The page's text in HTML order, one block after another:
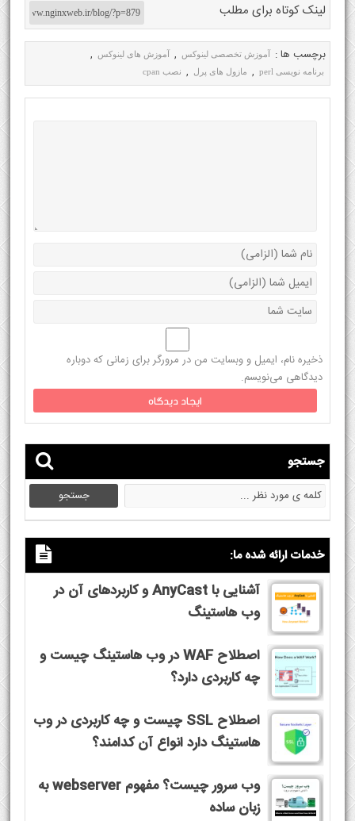
لینک کوتاه برای مطلب
برچسب ها : آموزش تخصصی لینوکس , آموزش های لینوکس ,
برنامه نویسی perl , مازول های پرل , نصب cpan
ذخیره نام، ایمیل و وبسایت من در مرورگر برای زمانی که دوباره
دیدگاهی می‌نویسم.
جستجو
خدمات ارائه شده ما:
آشنایی با AnyCast و کاربردهای آن در
وب هاستینگ
اصطلاح WAF در وب هاستینگ چیست و
چه کاربردی دارد؟
اصطلاح SSL چیست و چه کاربردی در وب
هاستینگ دارد انواع آن کدامند؟
وب سرور چیست؟ مفهوم webserver به
زبان ساده